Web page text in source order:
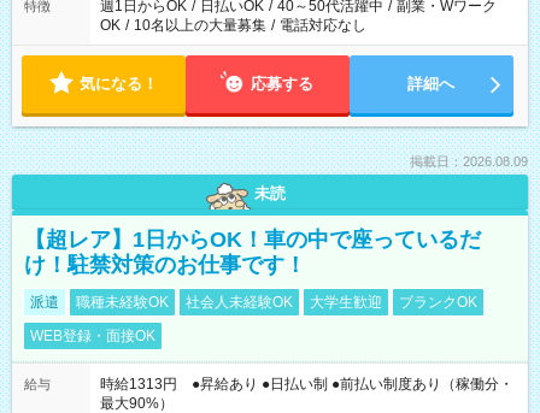
特徴 週1日からOK / 日払いOK / 40～50代活躍中 / 副業・Wワーク
OK / 10名以上の大量募集 / 電話対応なし
気になる！ 応募する 詳細へ
掲載日：2026.08.09
未読
【超レア】1日からOK！車の中で座っているだ
け！駐禁対策のお仕事です！
派遣 職種未経験OK 社会人未経験OK 大学生歓迎
ブランクOK
WEB登録・面接OK
給与
時給1313円 ●昇給あり ●日払い制 ●前払い制度あり（稼働分・
最大90%）